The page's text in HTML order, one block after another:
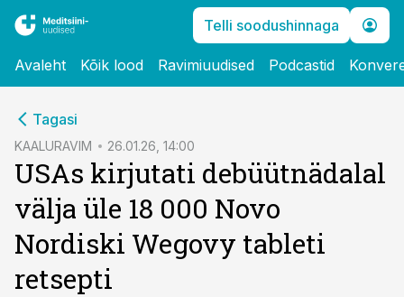
Telli soodushinnaga
Avaleht Kõik lood Ravimiuudised Podcastid
Tagasi
KAALURAVIM 26.01.26, 14:00
USAs kirjutati debüütnädalal
välja üle 18 000 Novo
Nordiski Wegovy tableti
retsepti